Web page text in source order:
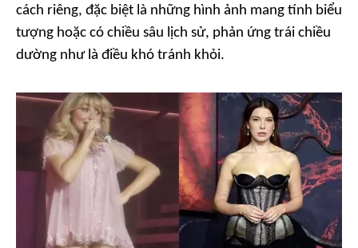
cách riêng, đặc biệt là những hình ảnh mang tính biểu
tượng hoặc có chiều sâu lịch sử, phản ứng trái chiều
dường như là điều khó tránh khỏi.